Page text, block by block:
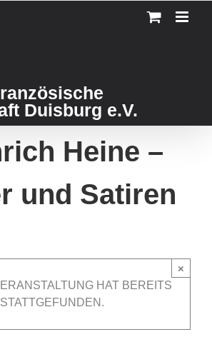
Duisburg e.V.
Heine –
und Satiren
HAT BEREITS
STATTGEFUNDEN.
×